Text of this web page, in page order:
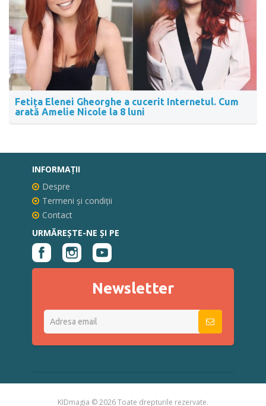
Fetița Elenei Gheorghe a cucerit Internetul. Cum
arată Amelie Nicole la 8 luni
INFORMAŢII
Despre
Termeni și condiții
Contact
URMĂREȘTE-NE ȘI PE
Newsletter
KIDmagia ©2026 Toate drepturile rezervate.